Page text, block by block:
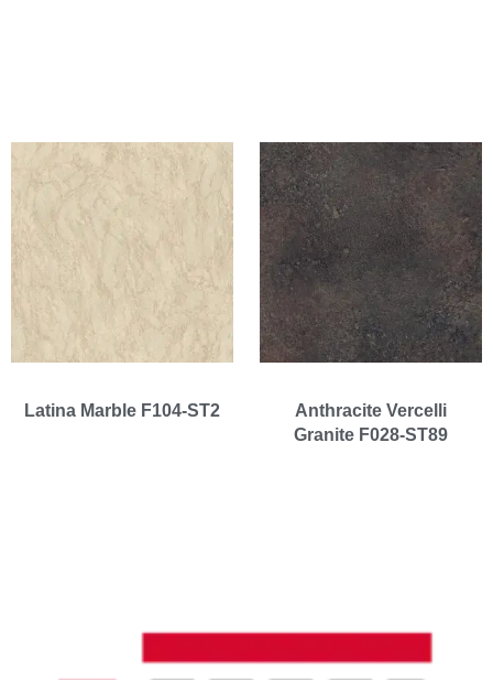
Latina Marble F104-ST2
Anthracite Vercelli
Granite F028-ST89